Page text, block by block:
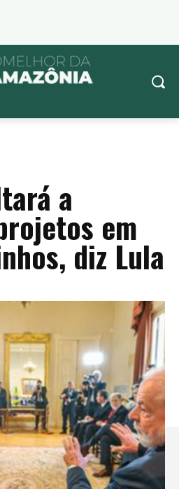
a
em
diz Lula